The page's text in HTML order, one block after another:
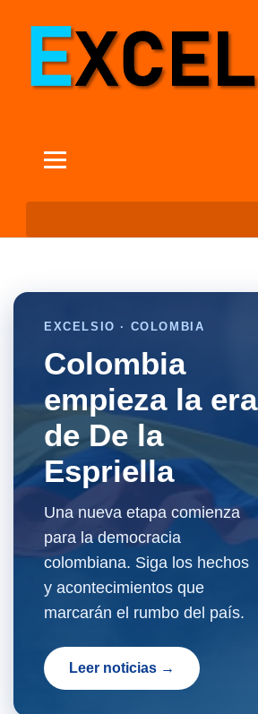
EXCELSIO · COLOMBIA
Colombia
empieza la era
de De la
Espriella
Una nueva etapa comienza
para la democracia
colombiana. Siga los hechos
y acontecimientos que
marcarán el rumbo del país.
Leer noticias →